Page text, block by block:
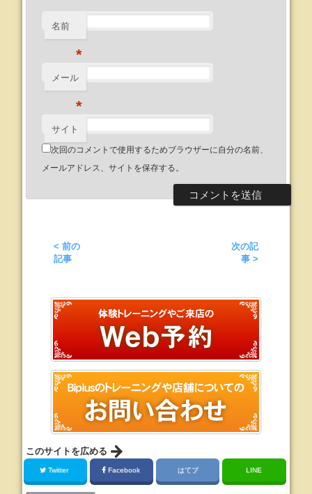
名前
*
メール
*
サイト
次回のコメントで使用するためブラウザーに自分の名前、
メールアドレス、サイトを保存する。
< 前の
記事
次の記
事 >
このサイトを広める
Twitter Facebook はてブ LINE